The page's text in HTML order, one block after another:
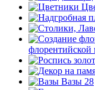
флорентийской
Вазы 28